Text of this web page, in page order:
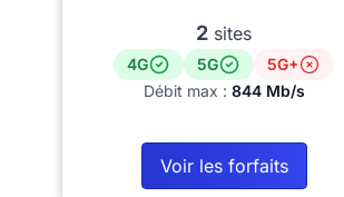
2 sites
4G 5G
5G+
Débit max : 844 Mb/s
Voir les forfaits